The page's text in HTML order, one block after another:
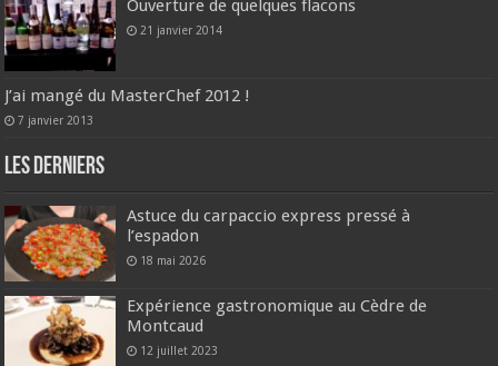
Ouverture de quelques flacons
21 janvier 2014
J’ai mangé du MasterChef 2012 !
7 janvier 2013
Les derniers
Astuce du carpaccio express pressé à
l’espadon
18 mai 2026
Expérience gastronomique au Cèdre de
Montcaud
12 juillet 2023